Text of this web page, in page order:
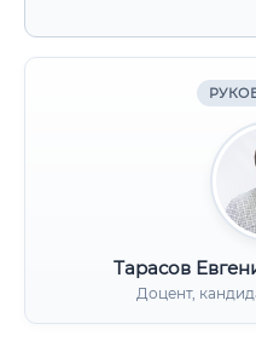
Тарасов
Доцент,